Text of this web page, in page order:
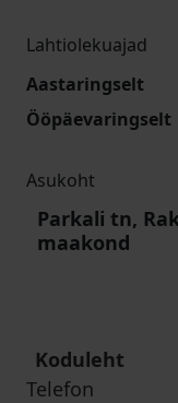
Lahtiolekuajad
Aastaringselt
Ööpäevaringselt
Asukoht
Parkali tn,
maakond
Koduleht
Telefon